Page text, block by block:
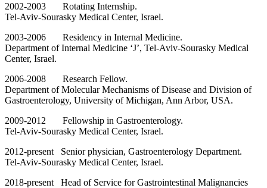
2002-2003 Rotating Internship.
Tel-Aviv-Sourasky Medical Center, Israel.
2003-2006 Residency in Internal Medicine.
Department of Internal Medicine ‘J’, Tel-Aviv-Sourasky Medical
Center, Israel.
2006-2008 Research Fellow.
Department of Molecular Mechanisms of Disease and Division of
Gastroenterology, University of Michigan, Ann Arbor, USA.
2009-2012 Fellowship in Gastroenterology.
Tel-Aviv-Sourasky Medical Center, Israel.
2012-present Senior physician, Gastroenterology Department.
Tel-Aviv-Sourasky Medical Center, Israel.
2018-present Head of Service for Gastrointestinal Malignancies